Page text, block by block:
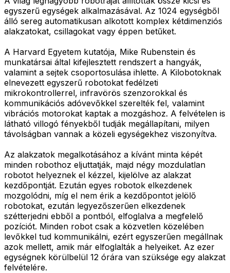
egyszerű egységek alkalmazásával. Az 1024 egységből
álló sereg automatikusan alkotott komplex kétdimenziós
alakzatokat, csillagokat vagy éppen betűket.
A Harvard Egyetem kutatója, Mike Rubenstein és
munkatársai által kifejlesztett rendszert a hangyák,
valamint a sejtek csoportosulása ihlette. A Kilobotoknak
elnevezett egyszerű robotokat fedélzeti
mikrokontrollerrel, infravörös szenzorokkal és
kommunikációs adóvevőkkel szerelték fel, valamint
vibrációs motorokat kaptak a mozgáshoz. A felvételen is
látható villogó fényekből tudják megállapítani, milyen
távolságban vannak a közeli egységekhez viszonyítva.
Az alakzatok megalkotásához a kívánt minta képét
minden robothoz eljuttatják, majd négy mozdulatlan
robotot helyeznek el kézzel, kijelölve az alakzat
kezdőpontját. Ezután egyes robotok elkezdenek
mozgolódni, míg el nem érik a kezdőpontot jelölő
robotokat, ezután legyezőszerűen elkezdenek
szétterjedni ebből a pontból, elfoglalva a megfelelő
pozíciót. Minden robot csak a közvetlen közelében
levőkkel tud kommunikálni, ezért egyszerűen megállnak
azok mellett, amik már elfoglalták a helyeiket. Az ezer
egységnek körülbelül 12 órára van szüksége egy alakzat
felvételére.